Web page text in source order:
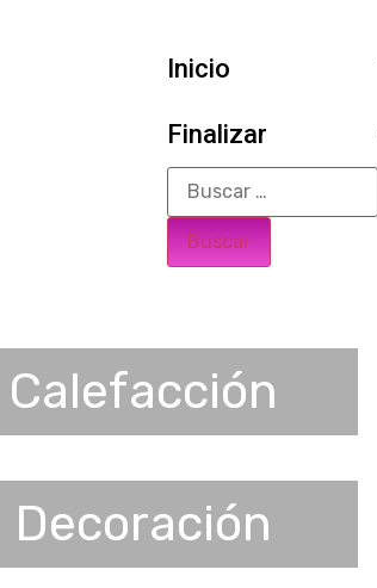
Inicio
Finalizar
Calefacción
Decoración